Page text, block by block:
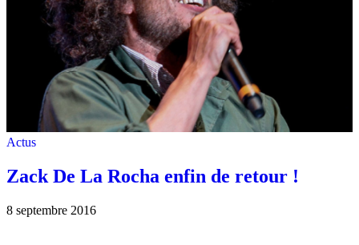
Actus
Zack De La Rocha enfin de retour !
8 septembre 2016